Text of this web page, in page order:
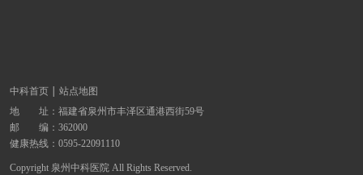
中科首页
站点地图
地 址： 福建省泉州市丰泽区通港西街59号
邮 编：362000
健康热线： 0595-22091110
Copyright 泉州中科医院 All Rights Reserved.